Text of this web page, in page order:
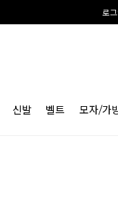
로
신발 벨트 모자/가